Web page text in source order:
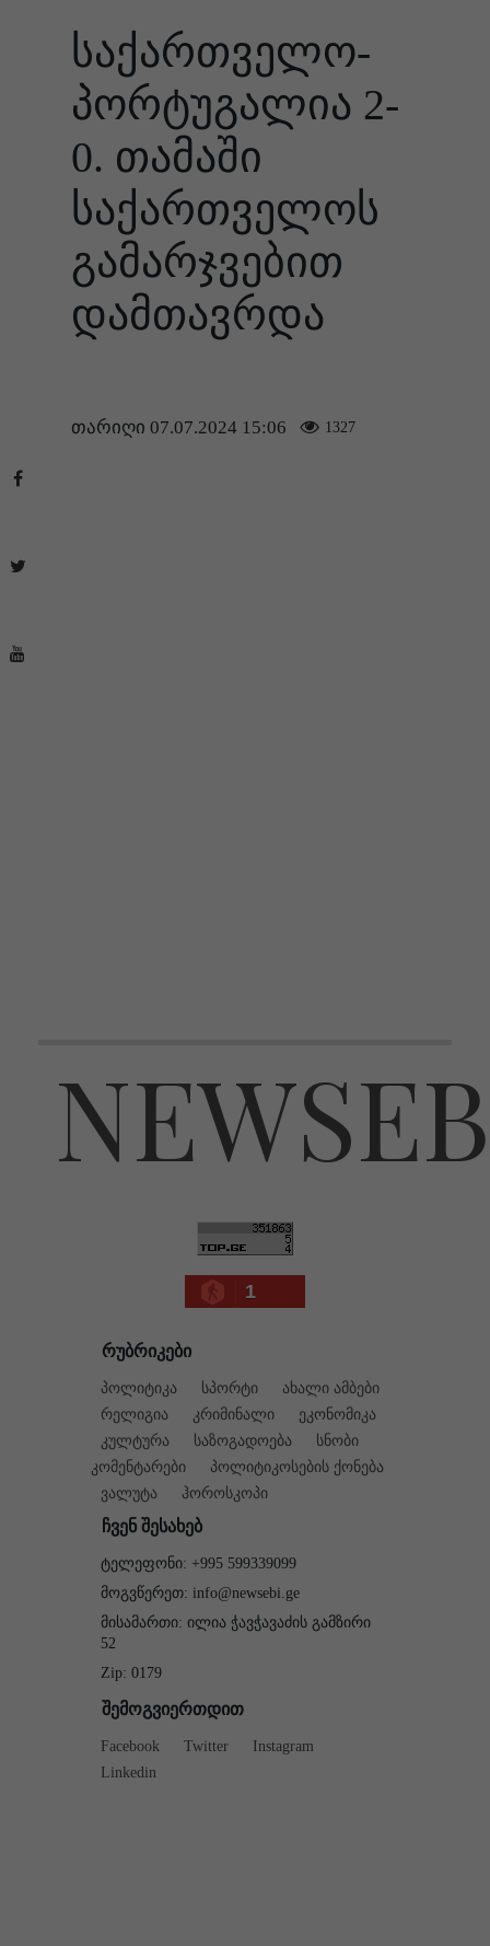
საქართველო-
პორტუგალია 2-
0. თამაში
საქართველოს
გამარჯვებით
დამთავრდა
თარიღი 07.07.2024 15:06 1327
1
რუბრიკები
პოლიტიკა სპორტი
ახალი ამბები
რელიგია
კრიმინალი
ეკონომიკა
კულტურა
საზოგადოება
სნობი
კომენტარები
პოლიტიკოსების ქონება
ვალუტა
ჰოროსკოპი
ჩვენ შესახებ
ტელეფონი: +995 599339099
მოგვწერეთ: info@newsebi.ge
მისამართი: ილია ჭავჭავაძის გამზირი
52
Zip: 0179
შემოგვიერთდით
Facebook Twitter
Instagram
Linkedin